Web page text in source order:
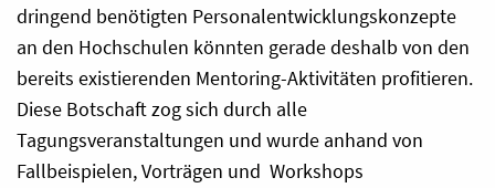
dringend benötigten Personalentwicklungskonzepte
an den Hochschulen könnten gerade deshalb von den
bereits existierenden Mentoring-Aktivitäten profitieren.
Diese Botschaft zog sich durch alle
Tagungsveranstaltungen und wurde anhand von
Fallbeispielen, Vorträgen und Workshops